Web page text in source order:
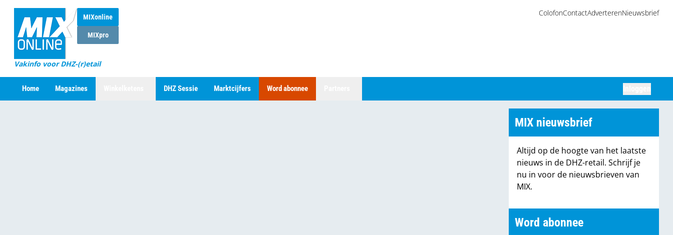
MIXonline
MIXpro
Vakinfo voor DHZ-(r)etail
ColofonContactAdverterenNieuwsbrief
Home Magazines DHZ Sessie Marktcijfers Word abonnee
MIX nieuwsbrief
Altijd op de hoogte van het laatste
nieuws in de DHZ-retail. Schrijf je
nu in voor de nieuwsbrieven van
MIX.
Word abonnee